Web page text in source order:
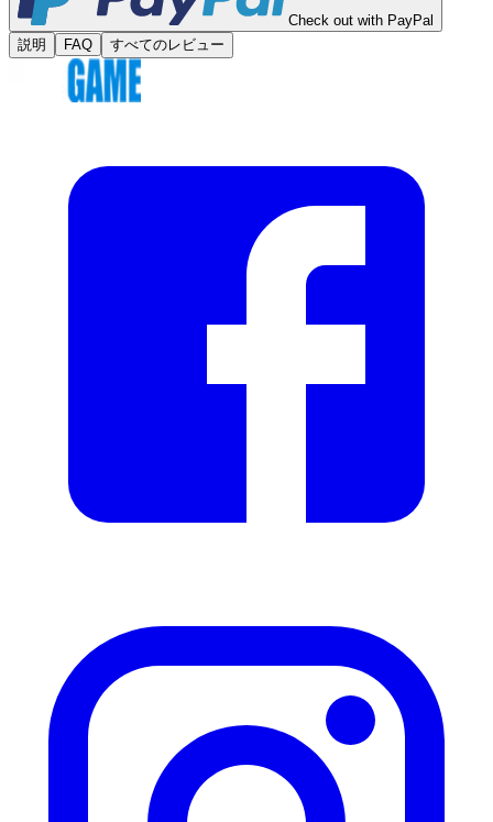
Check out with PayPal
説明
FAQ すべてのレビュー